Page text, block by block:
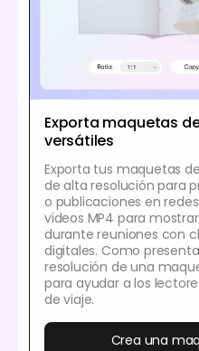
Exporta maquetas
versátiles
Exporta tus maquetas
de alta resolución para
o publicaciones en
videos MP4 para
durante reuniones con
digitales. Como
resolución de una
para ayudar a los
de viaje.
Crea una